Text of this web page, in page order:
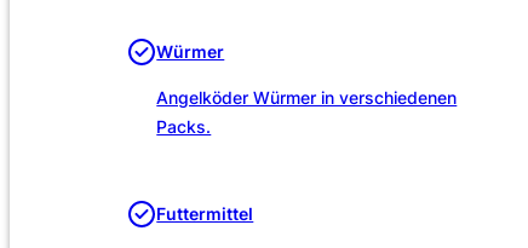
Würmer
Angelköder Würmer in verschiedenen
Packs.
Futtermittel